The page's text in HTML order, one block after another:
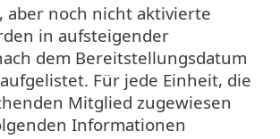
aber noch nicht aktivierte
in aufsteigender
dem Bereitstellungsdatum
Für jede Einheit, die
Mitglied zugewiesen
Informationen